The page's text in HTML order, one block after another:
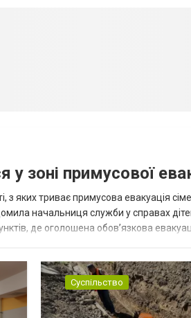
зоні примусової
з яких триває примусова евакуація
начальниця служби у справах
де оголошена обов’язкова
Суспільство